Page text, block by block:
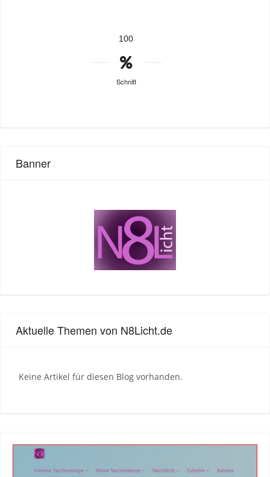
100
Schnitt
Banner
Aktuelle Themen von N8Licht.de
Keine Artikel für diesen Blog vorhanden.